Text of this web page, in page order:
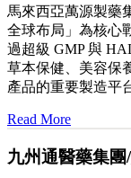
馬來西亞萬源製藥
全球布局」為核心
過超級 GMP 與
草本保健、美容保
產品的重要製造平
Read More
九州通醫藥集團